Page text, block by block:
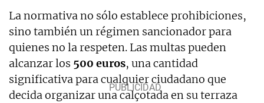
La normativa no sólo establece prohibiciones,
sino también un régimen sancionador para
quienes no la respeten. Las multas pueden
alcanzar los 500 euros, una cantidad
significativa para cualquier ciudadano que
decida organizar una calçotada en su terraza